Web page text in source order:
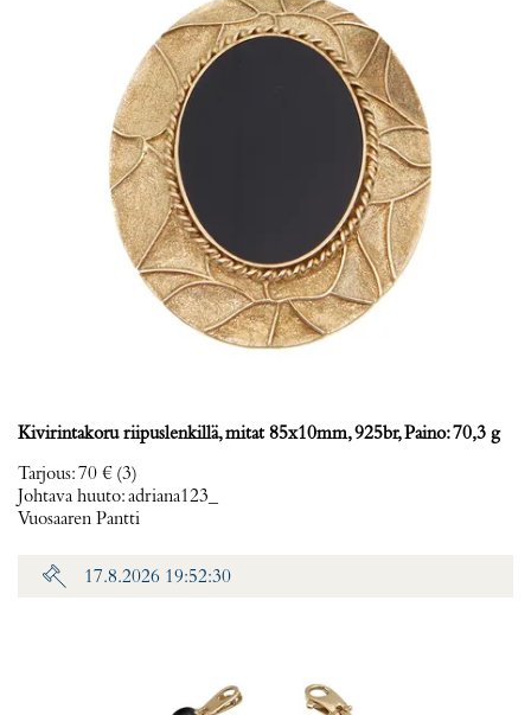
Kivirintakoru riipuslenkillä, mitat 85x10mm, 925br, Paino: 70,3 g
Tarjous:70 € (3)
Johtava huuto:adriana123_
Vuosaaren Pantti
17.8.2026 19:52:30